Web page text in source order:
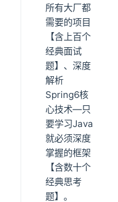
所有大厂都
需要的项目
【含上百个
经典面试
题】、深度
解析
Spring6核
心技术—只
要学习Java
就必须深度
掌握的框架
【含数十个
经典思考
题】。